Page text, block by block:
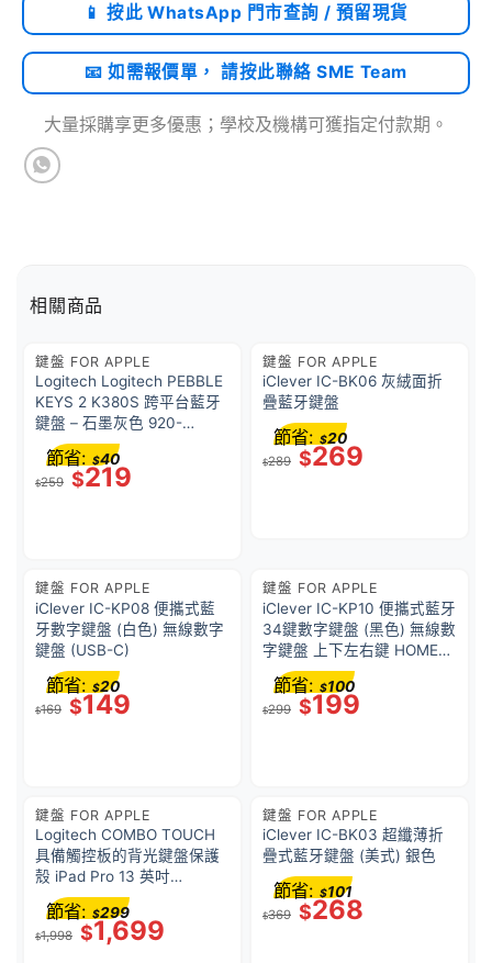
📱 按此 WhatsApp 門市查詢 / 預留現貨
📧 如需報價單， 請按此聯絡 SME Team
大量採購享更多優惠；學校及機構可獲指定付款期。
相關商品
鍵盤 FOR APPLE
Logitech Logitech PEBBLE
KEYS 2 K380S 跨平台藍牙
鍵盤 – 石墨灰色 920-
011753｜最多連線到四個裝
置｜10個自定義快捷鍵｜36
個月電池壽命 (英文鍵盤)
$259 $219
節省: $40
鍵盤 FOR APPLE
iClever IC-BK06 灰絨面折
疊藍牙鍵盤
$289 $269
節省: $20
鍵盤 FOR APPLE
iClever IC-KP08 便攜式藍
牙數字鍵盤 (白色) 無線數字
鍵盤 (USB-C)
$169 $149
節省: $20
鍵盤 FOR APPLE
iClever IC-KP10 便攜式藍牙
34鍵數字鍵盤 (黑色) 無線數
字鍵盤 上下左右鍵 HOME鍵
DELETE鍵
$299 $199
節省: $100
鍵盤 FOR APPLE
Logitech COMBO TOUCH
具備觸控板的背光鍵盤保護
殼 iPad Pro 13 英吋
(M4/M5) – 石墨灰
$1,998 $1,699
節省: $299
鍵盤 FOR APPLE
iClever IC-BK03 超纖薄折
疊式藍牙鍵盤 (美式) 銀色
$369 $268
節省: $101